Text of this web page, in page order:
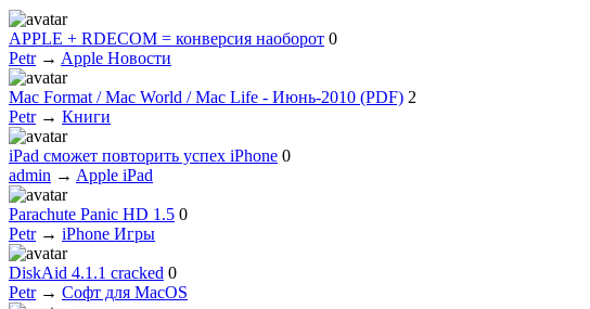
APPLE + RDECOM = конверсия наоборот 0
Petr→ Apple Новости
Mac Format / Mac World / Mac Life - Июнь-2010 (PDF) 2
Petr→ Книги
iPad сможет повторить успех iPhone 0
admin → Apple iPad
Parachute Panic HD 1.5 0
Petr→ iPhone Игры
DiskAid 4.1.1 cracked 0
Petr→ Софт для MacOS